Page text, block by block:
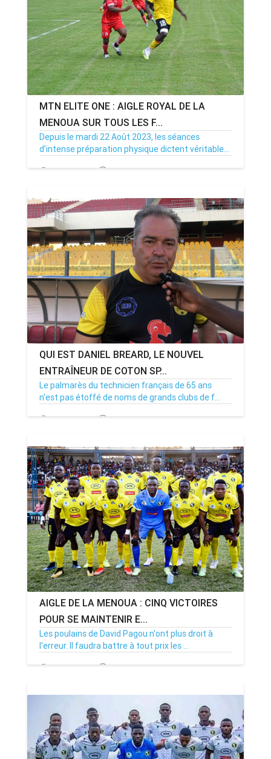
MTN ELITE ONE : AIGLE ROYAL DE LA
MENOUA SUR TOUS LES F...
Depuis le mardi 22 Août 2023, les séances
d’intense préparation physique dictent véritable...
29/09/23 Par MenouActu 0
QUI EST DANIEL BREARD, LE NOUVEL
ENTRAÎNEUR DE COTON SP...
Le palmarès du technicien français de 65 ans
n'est pas étoffé de noms de grands clubs de f...
15/07/23 Par MenouActu 0
AIGLE DE LA MENOUA : CINQ VICTOIRES
POUR SE MAINTENIR E...
Les poulains de David Pagou n'ont plus droit à
l'erreur. Il faudra battre à tout prix les ...
21/03/23 Par MenouActu 0